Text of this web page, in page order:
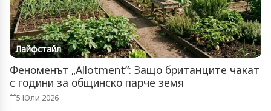
Лайфстайл
Феноменът „Allotment“: Защо британците чакат
с години за общинско парче земя
5 Юли 2026